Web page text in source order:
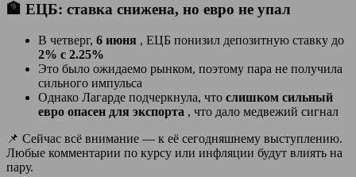
🏦 ЕЦБ: ставка снижена, но евро не упал
В четверг, 6 июня , ЕЦБ понизил депозитную ставку до
2% с 2.25%
Это было ожидаемо рынком, поэтому пара не получила
сильного импульса
Однако Лагарде подчеркнула, что слишком сильный
евро опасен для экспорта , что дало медвежий сигнал
📌 Сейчас всё внимание — к её сегодняшнему выступлению.
Любые комментарии по курсу или инфляции будут влиять на
пару.